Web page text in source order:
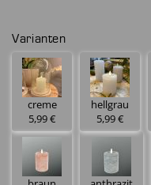
Varianten
creme
5,99 €
hellgrau
5,99 €